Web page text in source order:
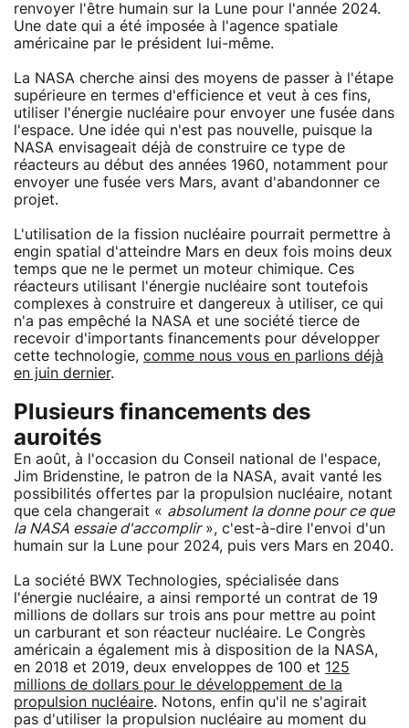
renvoyer l'être humain sur la Lune pour l'année 2024.
Une date qui a été imposée à l'agence spatiale
américaine par le président lui-même.
La NASA cherche ainsi des moyens de passer à l'étape
supérieure en termes d'efficience et veut à ces fins,
utiliser l'énergie nucléaire pour envoyer une fusée dans
l'espace. Une idée qui n'est pas nouvelle, puisque la
NASA envisageait déjà de construire ce type de
réacteurs au début des années 1960, notamment pour
envoyer une fusée vers Mars, avant d'abandonner ce
projet.
L'utilisation de la fission nucléaire pourrait permettre à
engin spatial d'atteindre Mars en deux fois moins deux
temps que ne le permet un moteur chimique. Ces
réacteurs utilisant l'énergie nucléaire sont toutefois
complexes à construire et dangereux à utiliser, ce qui
n'a pas empêché la NASA et une société tierce de
recevoir d'importants financements pour développer
cette technologie, comme nous vous en parlions déjà
en juin dernier.
Plusieurs financements des
auroités
En août, à l'occasion du Conseil national de l'espace,
Jim Bridenstine, le patron de la NASA, avait vanté les
possibilités offertes par la propulsion nucléaire, notant
que cela changerait « absolument la donne pour ce que
la NASA essaie d'accomplir», c'est-à-dire l'envoi d'un
humain sur la Lune pour 2024, puis vers Mars en 2040.
La société BWX Technologies, spécialisée dans
l'énergie nucléaire, a ainsi remporté un contrat de 19
millions de dollars sur trois ans pour mettre au point
un carburant et son réacteur nucléaire. Le Congrès
américain a également mis à disposition de la NASA,
en 2018 et 2019, deux enveloppes de 100 et 125
millions de dollars pour le développement de la
propulsion nucléaire. Notons, enfin qu'il ne s'agirait
pas d'utiliser la propulsion nucléaire au moment du